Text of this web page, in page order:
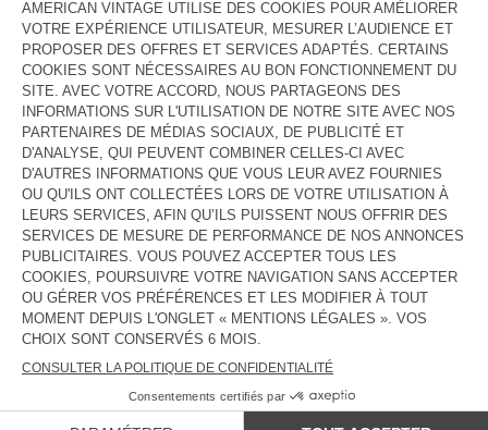
Lundi
10:00 - 19:00
Mardi
10:00 - 19:00
Mercredi
10:00 - 19:00
Jeudi
10:00 - 19:00
Vendredi
10:00 - 19:00
Samedi
10:00 - 19:00
Dimanche
Fermé
CONTACT
Tél. :(+49) 089 3704 0083
E-mail :contact@americanvintage-store.com
LANGUE :